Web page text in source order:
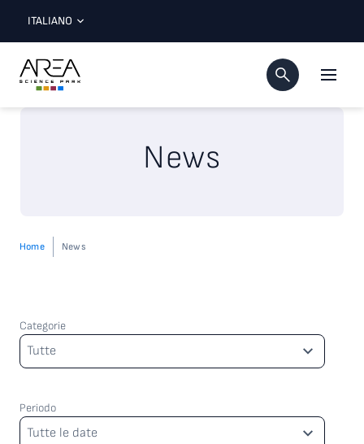
ITALIANO
News
Home News
Categorie
Categorie
Tutte
Periodo
Periodo
Tutte le date